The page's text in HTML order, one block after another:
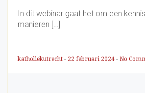
In dit webinar gaat het om een
manieren […]
katholiekutrecht - 22 februari 2024 - No